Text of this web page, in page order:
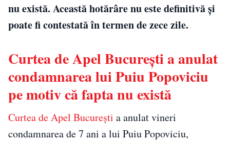
nu există. Această hotărâre nu este definitivă și
poate fi contestată în termen de zece zile.
Curtea de Apel București a anulat
condamnarea lui Puiu Popoviciu
pe motiv că fapta nu există
Curtea de Apel București a anulat vineri
condamnarea de 7 ani a lui Puiu Popoviciu,